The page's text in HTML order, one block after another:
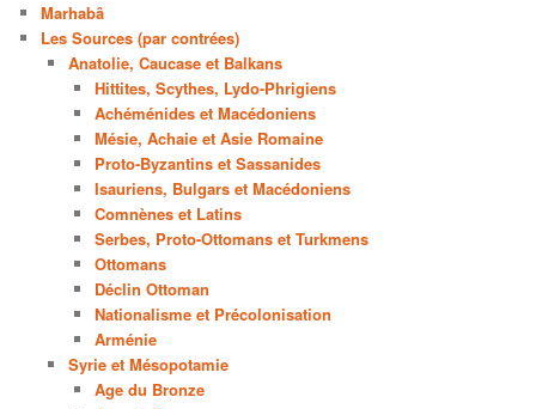
Marhabâ
Les Sources (par contrées)
Anatolie, Caucase et Balkans
Hittites, Scythes, Lydo-Phrigiens
Achéménides et Macédoniens
Mésie, Achaie et Asie Romaine
Proto-Byzantins et Sassanides
Isauriens, Bulgars et Macédoniens
Comnènes et Latins
Serbes, Proto-Ottomans et Turkmens
Ottomans
Déclin Ottoman
Nationalisme et Précolonisation
Arménie
Syrie et Mésopotamie
Age du Bronze